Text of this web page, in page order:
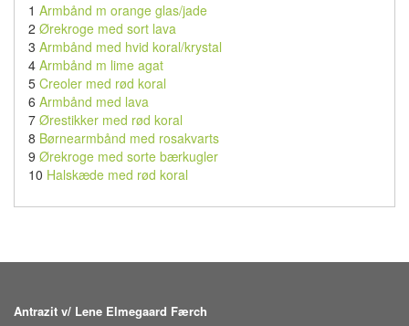
1 Armbånd m orange glas/jade
2 Ørekroge med sort lava
3 Armbånd med hvid koral/krystal
4 Armbånd m lime agat
5 Creoler med rød koral
6 Armbånd med lava
7 Ørestikker med rød koral
8 Børnearmbånd med rosakvarts
9 Ørekroge med sorte bærkugler
10 Halskæde med rød koral
Antrazit v/ Lene Elmegaard Færch